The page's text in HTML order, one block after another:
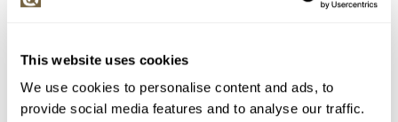
This website uses cookies
We use cookies to personalise content and ads, to
provide social media features and to analyse our traffic.
Vyvolávací cena:
Zpět na aukční výsledky